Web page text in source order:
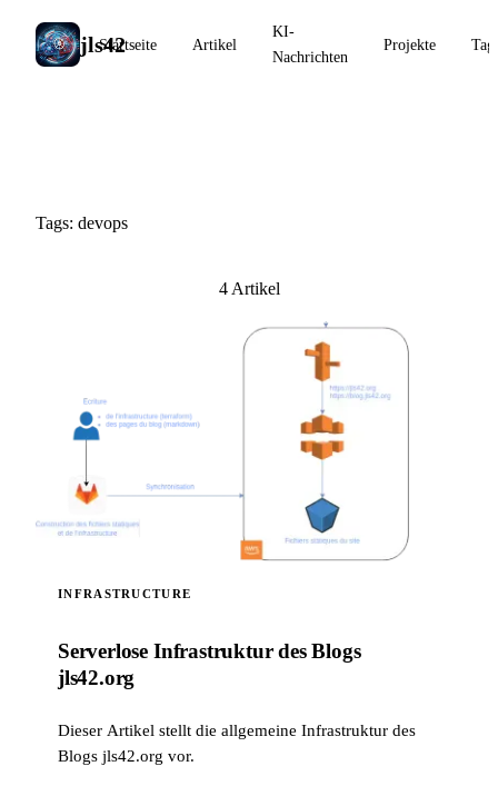
jls42
Startseite Artikel
KI-
Nachrichten
Projekte
Tags: devops
4 Artikel
INFRASTRUCTURE
Serverlose Infrastruktur des Blogs
jls42.org
Dieser Artikel stellt die allgemeine Infrastruktur des
Blogs jls42.org vor.